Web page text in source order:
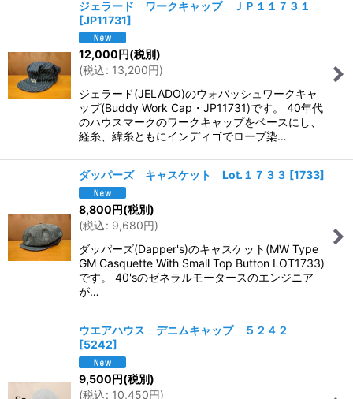
ジェラード ワークキャップ ＪＰ１１７３１
[JP11731]
12,000円(税別)
(税込: 13,200円)
ジェラード(JELADO)のウォバッシュワークキャ
ップ(Buddy Work Cap・JP11731)です。 40年代
のハウスマークのワークキャップをベースにし、
経糸、緯糸ともにインディゴでロープ染…
ダッパーズ キャスケット Lot.１７３３ [1733]
8,800円(税別)
(税込: 9,680円)
ダッパーズ(Dapper's)のキャスケット(MW Type
GM Casquette With Small Top Button LOT1733)
です。 40'sのゼネラルモータースのエンジニア
が…
ウエアハウス デニムキャップ ５２４２
[5242]
9,500円(税別)
(税込: 10,450円)